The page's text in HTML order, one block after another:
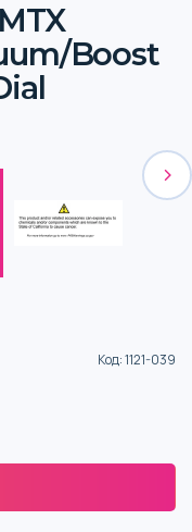
Boost
Код:1121-039